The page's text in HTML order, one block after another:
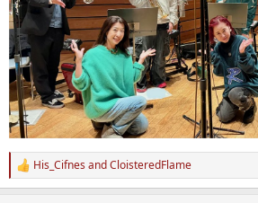
R
e
His_Cifnes andCloisteredFlame